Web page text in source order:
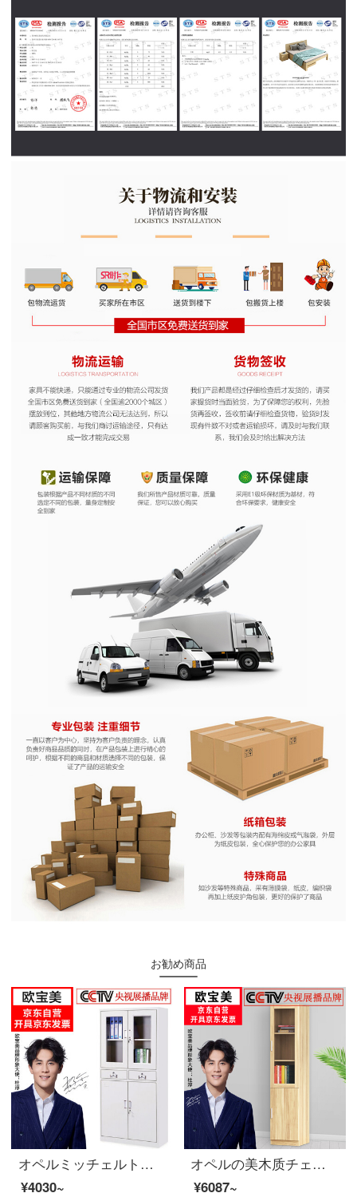
お勧め商品
オペルミッチェルトオフィスキャビネット鋼製のブリーフィングキャビネットのアーカイブキャビネットの中の二斗チェイスト
¥4030~
オペルの美木质チェイスト简约现代ガラス书棚自由组合チェイストオフィス书棚アーカイブキャビネットの収納棚の上と下の二つのタイプ400*320*1800
¥6087~